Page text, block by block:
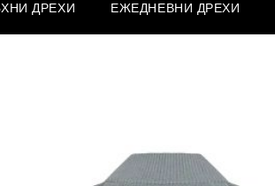
ДРЕХИ ЕЖЕДНЕВНИ ДРЕХИ